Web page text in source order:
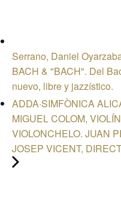
Serrano, Daniel
BACH & "BACH". Del
nuevo, libre y jazzístico.
ADDA·SIMFÒNICA
MIGUEL COLOM,
VIOLONCHELO. JUAN
JOSEP VICENT,